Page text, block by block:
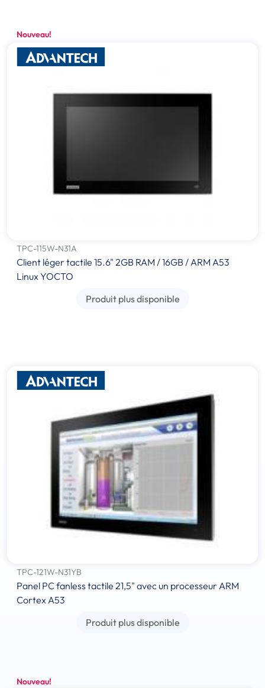
Nouveau!
TPC-115W-N31A
Client léger tactile 15.6" 2GB RAM / 16GB / ARM A53
Linux YOCTO
Produit plus disponible
TPC-121W-N31YB
Panel PC fanless tactile 21,5" avec un processeur ARM
Cortex A53
Produit plus disponible
Nouveau!